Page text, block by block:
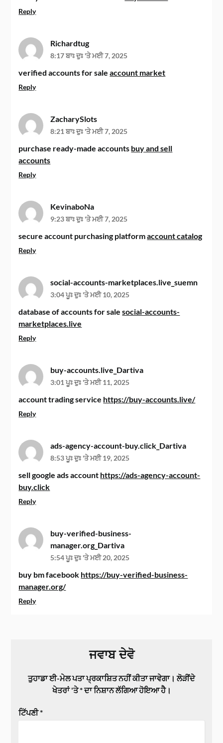
Reply
Richardtug
8:17 ਬਾਃ ਦੁਃ 'ਤੇ ਮਈ 7, 2025
verified accounts for saleaccount market
Reply
ZacharySlots
8:21 ਬਾਃ ਦੁਃ 'ਤੇ ਮਈ 7, 2025
purchase ready-made accounts buy and sell
accounts
Reply
KevinaboNa
9:23 ਬਾਃ ਦੁਃ 'ਤੇ ਮਈ 7, 2025
secure account purchasing platformaccount catalog
Reply
social-accounts-marketplaces.live_suemn
3:04 ਪੂਃ ਦੁਃ 'ਤੇ ਮਈ 10, 2025
database of accounts for salesocial-accounts-
marketplaces.live
Reply
buy-accounts.live_Dartiva
3:01 ਪੂਃ ਦੁਃ 'ਤੇ ਮਈ 11, 2025
account trading service https://buy-accounts.live/
Reply
ads-agency-account-buy.click_Dartiva
8:53 ਪੂਃ ਦੁਃ 'ਤੇ ਮਈ 19, 2025
sell google ads account https://ads-agency-account-
buy.click
Reply
buy-verified-business-
manager.org_Dartiva
5:54 ਪੂਃ ਦੁਃ 'ਤੇ ਮਈ 20, 2025
buy bm facebook https://buy-verified-business-
manager.org/
Reply
ਜਵਾਬ ਦੇਵੋ
ਤੁਹਾਡਾ ਈ-ਮੇਲ ਪਤਾ ਪ੍ਰਕਾਸ਼ਿਤ ਨਹੀਂ ਕੀਤਾ ਜਾਵੇਗਾ। ਲੋੜੀਂਦੇ
ਖੇਤਰਾਂ 'ਤੇ*ਦਾ ਨਿਸ਼ਾਨ ਲੱਗਿਆ ਹੋਇਆ ਹੈ।
ਟਿੱਪਣੀ*